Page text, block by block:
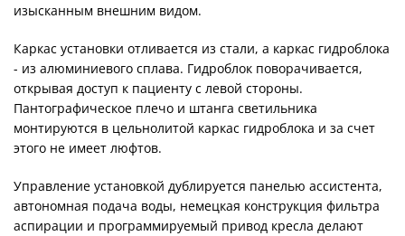
изысканным внешним видом.
Каркас установки отливается из стали, а каркас гидроблока
- из алюминиевого сплава. Гидроблок поворачивается,
открывая доступ к пациенту с левой стороны.
Пантографическое плечо и штанга светильника
монтируются в цельнолитой каркас гидроблока и за счет
этого не имеет люфтов.
Управление установкой дублируется панелью ассистента,
автономная подача воды, немецкая конструкция фильтра
аспирации и программируемый привод кресла делают